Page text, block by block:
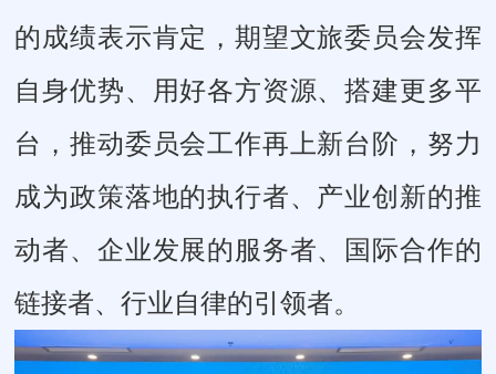
的成绩表示肯定，期望文旅委员会发挥
自身优势、用好各方资源、搭建更多平
台，推动委员会工作再上新台阶，努力
成为政策落地的执行者、产业创新的推
动者、企业发展的服务者、国际合作的
链接者、行业自律的引领者。